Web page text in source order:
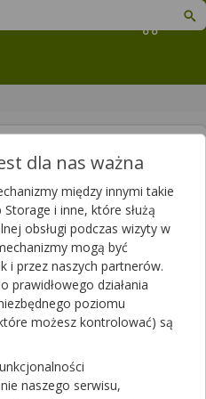
Koszyk
– jak
powikłań?
2025-08-20 16:57
towarzyszące wielu
tym samym duże ryzyko
innych powikłań zdrowotnych.
można pomóc choremu?
artykule.
przez:
Łuczyński
dla nas ważna
między innymi takie
i inne, które służą
obsługi podczas wizyty w
mogą być
i przez naszych partnerów.
prawidłowego działania
poziomu
możesz kontrolować) są
naszego serwisu,